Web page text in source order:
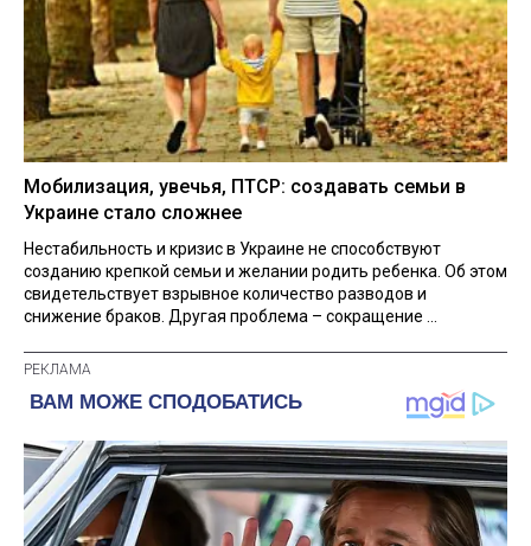
Мобилизация, увечья, ПТСР: создавать семьи в
Украине стало сложнее
Нестабильность и кризис в Украине не способствуют
созданию крепкой семьи и желании родить ребенка. Об этом
свидетельствует взрывное количество разводов и
снижение браков. Другая проблема – сокращение ...